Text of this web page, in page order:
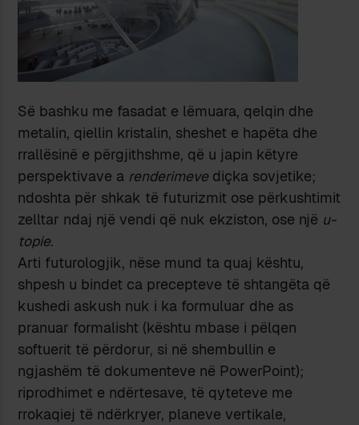
Së bashku me fasadat e lëmuara, qelqin dhe
metalin, qiellin kristalin, sheshet e hapëta dhe
rrallësinë e përgjithshme, që u japin këtyre
perspektivave a renderimeve diçka sovjetike;
ndoshta për shkak të futurizmit ose përkushtimit
zelltar ndaj një vendi që nuk ekziston, ose një u-
topie.
Arti futurologjik, nëse mund ta quaj kështu,
shpesh u bindet ca precepteve të shtangëta që
kushedi askush nuk i ka formuluar dhe as
pranuar formalisht (kështu mbase i pëlqen
softuerit të përdorur, si në shembullin e
ngjashëm të dokumenteve në PowerPoint);
riprodhimet e ndërtesave, të qyteteve me
rrokaqiej të ndërkryer, planeve vertikale,